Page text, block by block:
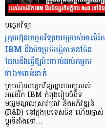
បច្ចេកវិទ្យា
ក្រុមហ៊ុនបច្ចេកវិទ្យាយក្សរបស់អាម៉េរិក
IBM នឹងបិទប្រតិបត្តិការនៅចិន
ដែលនឹងធ្វើឱ្យប៉ះពាល់ដល់កម្មករ
ជាង១ពាន់នាក់
ក្រុមហ៊ុនបច្ចេកវិទ្យាខ្នាតយក្សរបស់
អាម៉េរិក IBM កំពុងរៀបចំបិទ
មជ្ឈមណ្ឌលស្រាវជ្រាវ និងអភិវឌ្ឍន៍
(R&D) នៅក្នុងប្រទេសចិន ហើយផ្លាស់
ប្តូរទីតាំងទៅ…